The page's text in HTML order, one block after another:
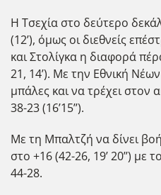
Η Τσεχία στο δεύτερο
(12’), όμως οι διεθνείς
και Στολίγκα η διαφορά
21, 14’). Με την Εθνική
μπάλες και να τρέχει στον
38-23 (16’15’’).
Με τη Μπαλτζή να δίνει
στο +16 (42-26, 19’ 20’’) με
44-28.